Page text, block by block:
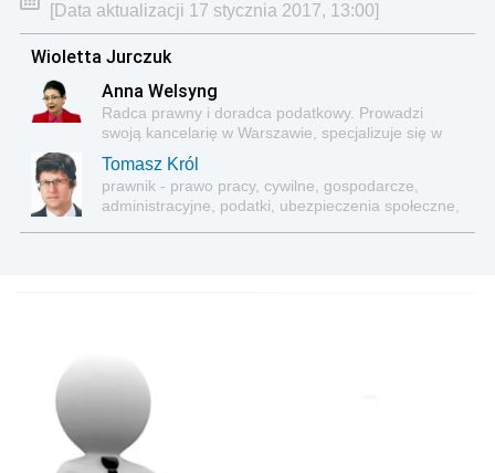
[Data aktualizacji 17 stycznia 2017, 13:00]
Wioletta Jurczuk
Anna Welsyng
Radca prawny i doradca podatkowy. Prowadzi
swoją kancelarię w Warszawie, specjalizuje się w
kompleksowej obsłudze podatkowo-księgowej firm i
innych podatników. Autorka kilkuset publikacji o
tematyce podatkowej.
Tomasz Król
prawnik - prawo pracy, cywilne, gospodarcze,
administracyjne, podatki, ubezpieczenia społeczne,